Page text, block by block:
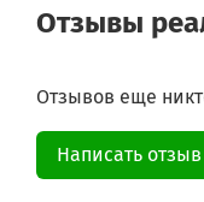
Отзывы
Отзывов еще
Написать отзыв